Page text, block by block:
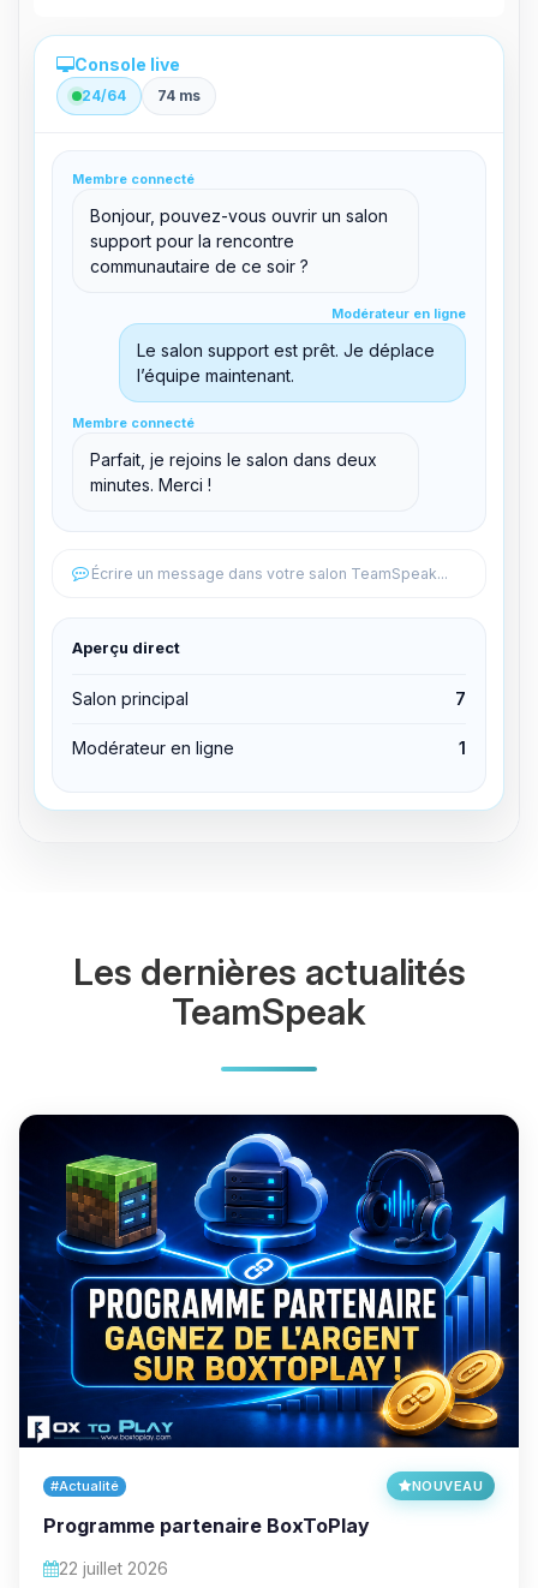
Console live
24/64 74 ms
Membre connecté
Bonjour, pouvez-vous ouvrir un salon
support pour la rencontre
communautaire de ce soir ?
Modérateur en ligne
Le salon support est prêt. Je déplace
l’équipe maintenant.
Membre connecté
Parfait, je rejoins le salon dans deux
minutes. Merci !
Écrire un message dans votre salon TeamSpeak...
Aperçu direct
Salon principal 7
Modérateur en ligne 1
clid 42
Modérateur en ligne
support@boxtoplay.com
Salon principal
Éditer les permissions
Expulser du canal
Les dernières actualités
TeamSpeak
#Actualité NOUVEAU
Programme partenaire BoxToPlay
22 juillet 2026